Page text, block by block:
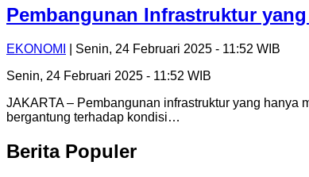
Pembangunan Infrastruktur
EKONOMI
| Senin, 24 Februari 2025 - 11:52 WIB
Senin, 24 Februari 2025 - 11:52 WIB
JAKARTA – Pembangunan infrastruktur yang hanya
bergantung terhadap kondisi…
Berita Populer